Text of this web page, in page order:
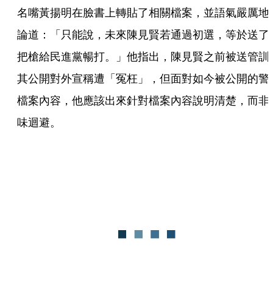
名嘴黃揚明在臉書上轉貼了相關檔案，並語氣嚴厲地
論道：「只能說，未來陳見賢若通過初選，等於送了
把槍給民進黨暢打。」他指出，陳見賢之前被送管訓
其公開對外宣稱遭「冤枉」，但面對如今被公開的警
檔案內容，他應該出來針對檔案內容說明清楚，而非
味迴避。